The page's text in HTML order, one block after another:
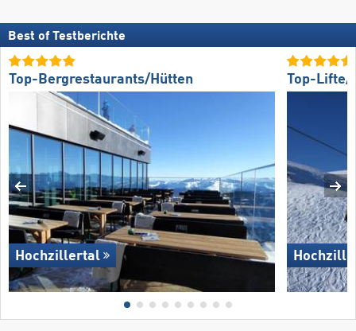
Best of Testberichte
Top-Bergrestaurants/Hütten
Hochzillertal
Top-Lifte/